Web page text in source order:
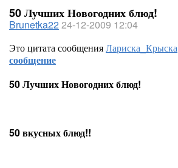
50 Лучших Новогодних блюд!
Brunetka2224-12-2009 12:04
Это цитата сообщенияЛариска_Крыска
сообщение
50 Лучших Новогодних блюд!
50 вкусных блюд!!